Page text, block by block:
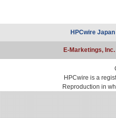
HPCwire Japan
E-Marketings, Inc.
HPCwire is a
Reproduction in